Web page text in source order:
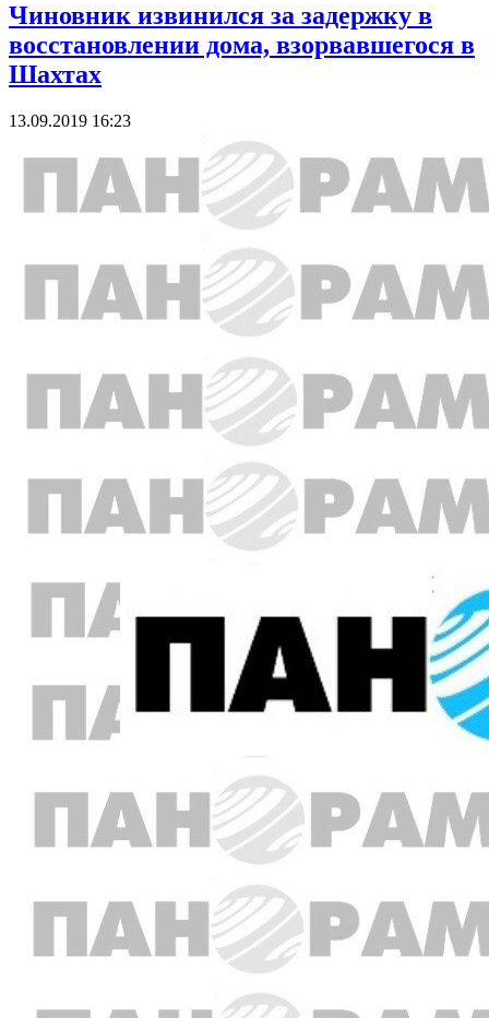
Чиновник извинился за задержку в
восстановлении дома, взорвавшегося в
Шахтах
13.09.2019 16:23